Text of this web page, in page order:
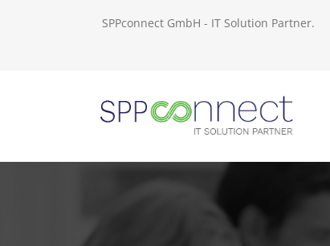
SPPconnect GmbH - IT Solution Partner.